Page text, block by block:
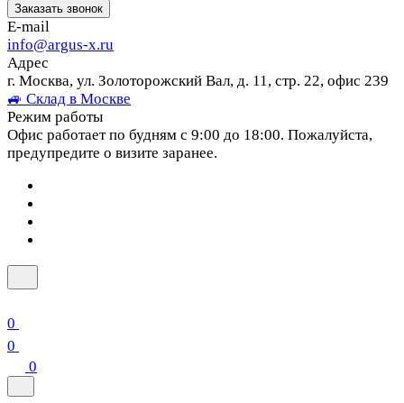
Заказать звонок
E-mail
info@argus-x.ru
Адрес
г. Москва, ул. Золоторожский Вал, д. 11, стр. 22, офис 239
🚙 Склад в Москве
Режим работы
Офис работает по будням с 9:00 до 18:00. Пожалуйста,
предупредите о визите заранее.
0
0
0